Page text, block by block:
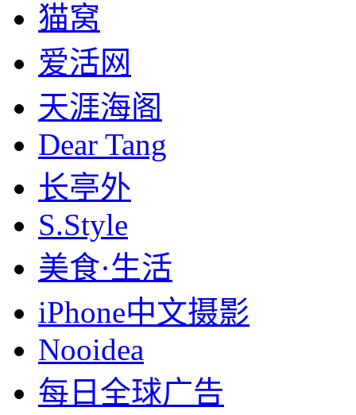
猫窝
爱活网
天涯海阁
Dear Tang
长亭外
S.Style
美食·生活
iPhone中文摄影
Nooidea
每日全球广告